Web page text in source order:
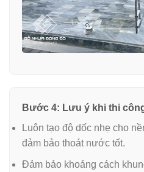
Bước 4: Lưu ý khi thi
Luôn tạo độ dốc nhẹ cho
đảm bảo thoát nước tốt.
Đảm bảo khoảng cách